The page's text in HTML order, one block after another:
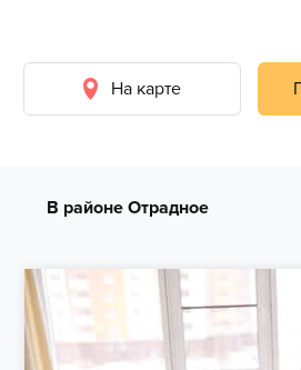
На карте
В районе Отрадное